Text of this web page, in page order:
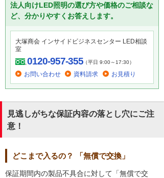
法人向けLED照明の選び方や価格のご相談な
ど、分かりやすくお答えします。
大塚商会 インサイドビジネスセンター LED相談
室
0120-957-355（平日 9:00～17:30）
お問い合わせ 資料請求 お見積り
見逃しがちな保証内容の落とし穴にご注
意！
どこまで入るの？ 「無償で交換」
保証期間内の製品不具合に対して「無償で交